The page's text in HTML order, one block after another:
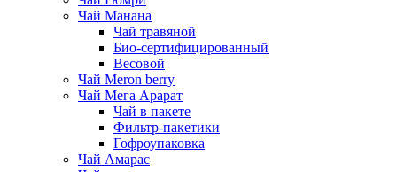
Чай Манана
Чай травяной
Био-сертифицированный
Весовой
Чай Meron berry
Чай Мега Арарат
Чай в пакете
Фильтр-пакетики
Гофроупаковка
Чай Амарас